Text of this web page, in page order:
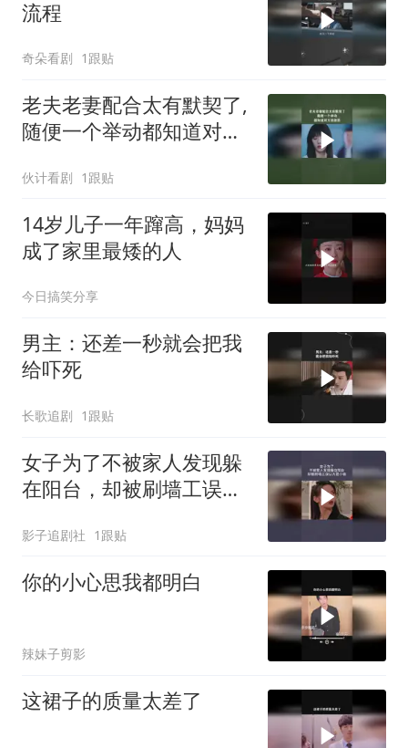
流程
奇朵看剧 1跟贴
老夫老妻配合太有默契了,
随便一个举动都知道对方
伙计看剧 1跟贴
14岁儿子一年蹿高，妈妈
成了家里最矮的人
今日搞笑分享
男主：还差一秒就会把我
给吓死
长歌追剧 1跟贴
女子为了不被家人发现躲
在阳台，却被刷墙工误认
影子追剧社 1跟贴
你的小心思我都明白
辣妹子剪影
这裙子的质量太差了